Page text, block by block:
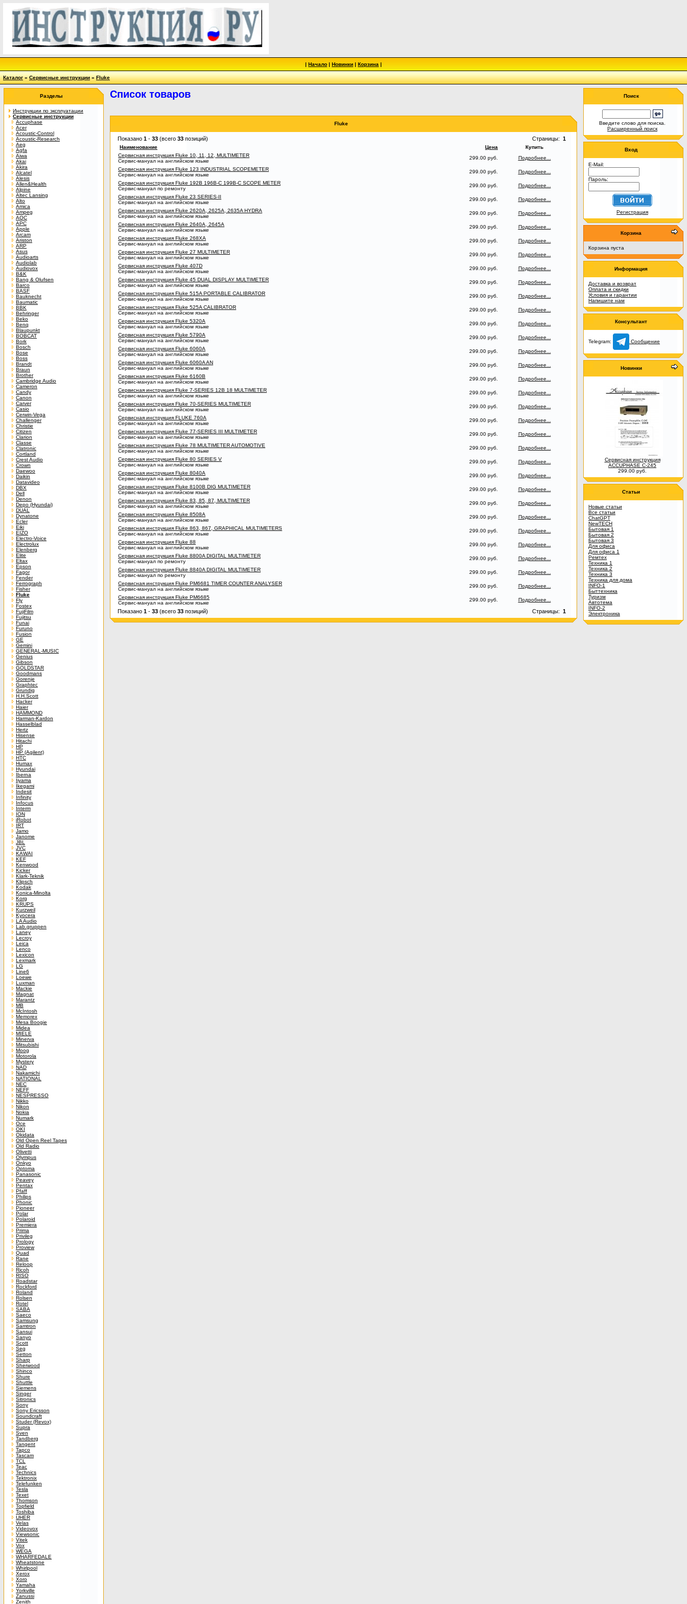
| Начало | Новинки | Корзина |
Каталог»Сервисные инструкции»Fluke
Разделы
Инструкции по эксплуатации
Сервисные инструкции
Accuphase
Acer
Acoustic-Control
Acoustic-Research
Aeg
Agfa
Aiwa
Akai
Akira
Alcatel
Alesis
Allen&Health
Alpine
Altec Lansing
Alto
Amica
Ampeg
AOC
APC
Apple
Arcam
Ariston
ARP
Asus
Audioarts
Audiolab
Audiovox
B&K
Bang & Olufsen
Barco
BASF
Bauknecht
Baumatic
BBK
Behringer
Beko
Benq
Blaupunkt
BOBCAT
Bork
Bosch
Bose
Boss
Brandt
Braun
Brother
Cambridge Audio
Cameron
Candy
Canon
Carver
Casio
Cerwin-Vega
Challenger
Christie
Citizen
Clarion
Classe
Clatronic
Cortland
Crest Audio
Crown
Daewoo
Daikin
Datavideo
DBX
Dell
Denon
Depo (Hyundai)
DUAL
Dynatone
Ecler
Eiki
EIZO
Electro-Voice
Electrolux
Elenberg
Elite
Eltax
Epson
Fagor
Fender
Ferrograph
Fisher
Fluke
Fly
Fostex
FujiFilm
Fujitsu
Funai
Furuno
Fusion
GE
Gemini
GENERAL-MUSIC
Genius
Gibson
GOLDSTAR
Goodmans
Gorenje
Graphtec
Grundig
H.H.Scott
Hacker
Haier
HAMMOND
Harman-Kardon
Hasselblad
Hertz
Hisense
Hitachi
HP
HP (Agilent)
HTC
Humax
Hyundai
Iberna
Iiyama
Ikegami
Indesit
Infinity
Infocus
Interm
ION
iRobot
IRT
Jamo
Janome
JBL
JVC
KAWAI
KEF
Kenwood
Kicker
Klark-Teknik
Klipsch
Kodak
Konica-Minolta
Korg
KRUPS
Kurzweil
Kyocera
LA Audio
Lab.gruppen
Laney
Lecroy
Leica
Lenco
Lexicon
Lexmark
LG
Line6
Loewe
Luxman
Mackie
Magnat
Marantz
MB
McIntosh
Memorex
Mesa Boogie
Midea
MIELE
Minerva
Mitsubishi
Moog
Motorola
Mystery
NAD
Nakamichi
NATIONAL
NEC
NEFF
NESPRESSO
Nikko
Nikon
Nokia
Numark
Oce
OKI
Okidata
Old Open Reel Tapes
Old Radio
Olivetti
Olympus
Onkyo
Optoma
Panasonic
Peavey
Pentax
Pfaff
Philips
Phonic
Pioneer
Polar
Polaroid
Premiera
Prima
Privileg
Prology
Proview
Quad
Rane
Reloop
Ricoh
RISO
Roadstar
Rockford
Roland
Rolsen
Rotel
SABA
Saeco
Samsung
Samtron
Sansui
Sanyo
Scott
Seg
Setton
Sharp
Sherwood
Shinco
Shure
Shuttle
Siemens
Singer
Sitronics
Sony
Sony Ericsson
Soundcraft
Studer (Revox)
Supra
Sven
Tandberg
Tangent
Tapco
Tascam
TCL
Teac
Technics
Tektronix
Telefunken
Tesla
Texet
Thomson
Topfield
Toshiba
UHER
Velas
Videovox
Viewsonic
Vitek
Vox
WEGA
WHARFEDALE
Wheatstone
Whirlpool
Xerox
Xoro
Yamaha
Yorkville
Zanussi
Zenith
Список товаров
Fluke
Показано 1 - 33 (всего 33 позиций) Страницы: 1
Наименование Цена
Купить
Сервисная инструкция Fluke 10, 11, 12, MULTIMETER
Сервис-мануал на английском языке
299.00 руб.
Подробнее...
Сервисная инструкция Fluke 123 INDUSTRIAL SCOPEMETER
Сервис-мануал на английском языке
299.00 руб.
Подробнее...
Сервисная инструкция Fluke 192B 196B-C 199B-C SCOPE METER
Сервис-мануал по ремонту
299.00 руб.
Подробнее...
Сервисная инструкция Fluke 23 SERIES-II
Сервис-мануал на английском языке
299.00 руб.
Подробнее...
Сервисная инструкция Fluke 2620A, 2625A, 2635A HYDRA
Сервис-мануал на английском языке
299.00 руб.
Подробнее...
Сервисная инструкция Fluke 2640A, 2645A
Сервис-мануал на английском языке
299.00 руб.
Подробнее...
Сервисная инструкция Fluke 268XA
Сервис-мануал на английском языке
299.00 руб.
Подробнее...
Сервисная инструкция Fluke 27 MULTIMETER
Сервис-мануал на английском языке
299.00 руб.
Подробнее...
Сервисная инструкция Fluke 407D
Сервис-мануал на английском языке
299.00 руб.
Подробнее...
Сервисная инструкция Fluke 45 DUAL DISPLAY MULTIMETER
Сервис-мануал на английском языке
299.00 руб.
Подробнее...
Сервисная инструкция Fluke 515A PORTABLE CALIBRATOR
Сервис-мануал на английском языке
299.00 руб.
Подробнее...
Сервисная инструкция Fluke 525A CALIBRATOR
Сервис-мануал на английском языке
299.00 руб.
Подробнее...
Сервисная инструкция Fluke 5320A
Сервис-мануал на английском языке
299.00 руб.
Подробнее...
Сервисная инструкция Fluke 5790A
Сервис-мануал на английском языке
299.00 руб.
Подробнее...
Сервисная инструкция Fluke 6060A
Сервис-мануал на английском языке
299.00 руб.
Подробнее...
Сервисная инструкция Fluke 6060A AN
Сервис-мануал на английском языке
299.00 руб.
Подробнее...
Сервисная инструкция Fluke 6160B
Сервис-мануал на английском языке
299.00 руб.
Подробнее...
Сервисная инструкция Fluke 7-SERIES 12B 18 MULTIMETER
Сервис-мануал на английском языке
299.00 руб.
Подробнее...
Сервисная инструкция Fluke 70-SERIES MULTIMETER
Сервис-мануал на английском языке
299.00 руб.
Подробнее...
Сервисная инструкция FLUKE 760A
Сервис-мануал на английском языке
299.00 руб.
Подробнее...
Сервисная инструкция Fluke 77-SERIES III MULTIMETER
Сервис-мануал на английском языке
299.00 руб.
Подробнее...
Сервисная инструкция Fluke 78 MULTIMETER AUTOMOTIVE
Сервис-мануал на английском языке
299.00 руб.
Подробнее...
Сервисная инструкция Fluke 80 SERIES V
Сервис-мануал на английском языке
299.00 руб.
Подробнее...
Сервисная инструкция Fluke 8040A
Сервис-мануал на английском языке
299.00 руб.
Подробнее...
Сервисная инструкция Fluke 8100B DIG MULTIMETER
Сервис-мануал на английском языке
299.00 руб.
Подробнее...
Сервисная инструкция Fluke 83, 85, 87, MULTIMETER
Сервис-мануал на английском языке
299.00 руб.
Подробнее...
Сервисная инструкция Fluke 8508A
Сервис-мануал на английском языке
299.00 руб.
Подробнее...
Сервисная инструкция Fluke 863, 867, GRAPHICAL MULTIMETERS
Сервис-мануал на английском языке
299.00 руб.
Подробнее...
Сервисная инструкция Fluke 88
Сервис-мануал на английском языке
299.00 руб.
Подробнее...
Сервисная инструкция Fluke 8800A DIGITAL MULTIMETER
Сервис-мануал по ремонту
299.00 руб.
Подробнее...
Сервисная инструкция Fluke 8840A DIGITAL MULTIMETER
Сервис-мануал по ремонту
299.00 руб.
Подробнее...
Сервисная инструкция Fluke PM6681 TIMER COUNTER ANALYSER
Сервис-мануал на английском языке
299.00 руб.
Подробнее...
Сервисная инструкция Fluke PM6685
Сервис-мануал на английском языке
299.00 руб. Подробнее...
Показано 1 - 33 (всего 33 позиций) Страницы: 1
Поиск
Введите слово для поиска.
Расширенный поиск
Вход
E-Mail:
Пароль:
Регистрация
Корзина
Корзина пуста
Информация
Доставка и возврат
Оплата и скидки
Условия и гарантии
Напишите нам
Консультант
Telegram: Сообщение
Новинки
Сервисная инструкция
ACCUPHASE C-245
299.00 руб.
Статьи
Новые статьи
Все статьи
ChatGPT
NewTECH
Бытовая 1
Бытовая 2
Бытовая 3
Для офиса
Для офиса 1
Ремтех
Техника 1
Техника 2
Техника 3
Техника для дома
INFO-1
Быттехника
Туризм
Автотема
INFO-2
Электроника